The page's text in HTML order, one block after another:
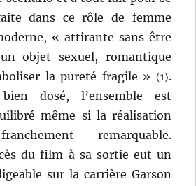
dans ce rôle de femme
« attirante sans être
objet sexuel, romantique
la pureté fragile » (1).
dosé, l’ensemble est
même si la réalisation
remarquable.
du film à sa sortie eut un
sur la carrière Garson